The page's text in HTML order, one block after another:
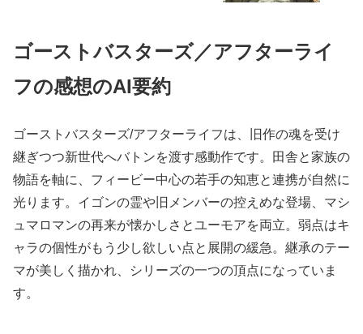
ゴーストバスターズ／アフターライ
フの感想のAI要約
ゴーストバスターズ/アフターライフは、旧作の魂を受け
継ぎつつ新世代へバトンを渡す感動作です。田舎と家族の
物語を軸に、フィービー中心の若手の知恵と連携が自然に
光ります。イゴンの霊や旧メンバーの控えめな登場、マシ
ュマロマンの再来が懐かしさとユーモアを両立。弱点はキ
ャラの個性がもう少し欲しい点と展開の緩急。継承のテー
マが美しく描かれ、シリーズの一つの頂点になっていま
す。